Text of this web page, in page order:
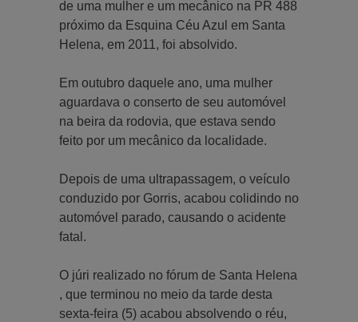
de uma mulher e um mecânico na PR 488
próximo da Esquina Céu Azul em Santa
Helena, em 2011, foi absolvido.
Em outubro daquele ano, uma mulher
aguardava o conserto de seu automóvel
na beira da rodovia, que estava sendo
feito por um mecânico da localidade.
Depois de uma ultrapassagem, o veículo
conduzido por Gorris, acabou colidindo no
automóvel parado, causando o acidente
fatal.
O júri realizado no fórum de Santa Helena
, que terminou no meio da tarde desta
sexta-feira (5) acabou absolvendo o réu,